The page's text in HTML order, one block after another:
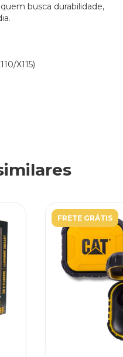
busca durabilidade,
X115)
FRETE GRÁTIS